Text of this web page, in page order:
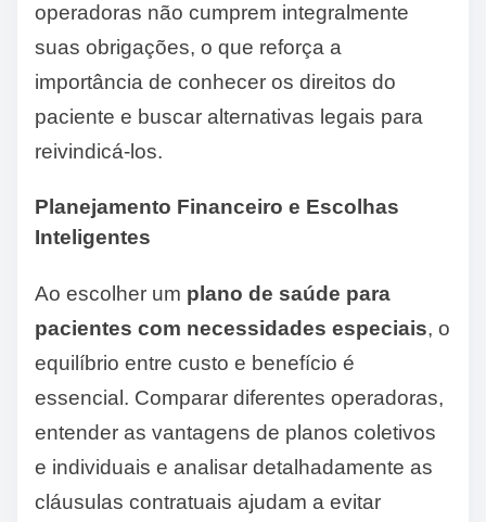
operadoras não cumprem integralmente
suas obrigações, o que reforça a
importância de conhecer os direitos do
paciente e buscar alternativas legais para
reivindicá-los.
Planejamento Financeiro e Escolhas
Inteligentes
Ao escolher um plano de saúde para
pacientes com necessidades especiais, o
equilíbrio entre custo e benefício é
essencial. Comparar diferentes operadoras,
entender as vantagens de planos coletivos
e individuais e analisar detalhadamente as
cláusulas contratuais ajudam a evitar